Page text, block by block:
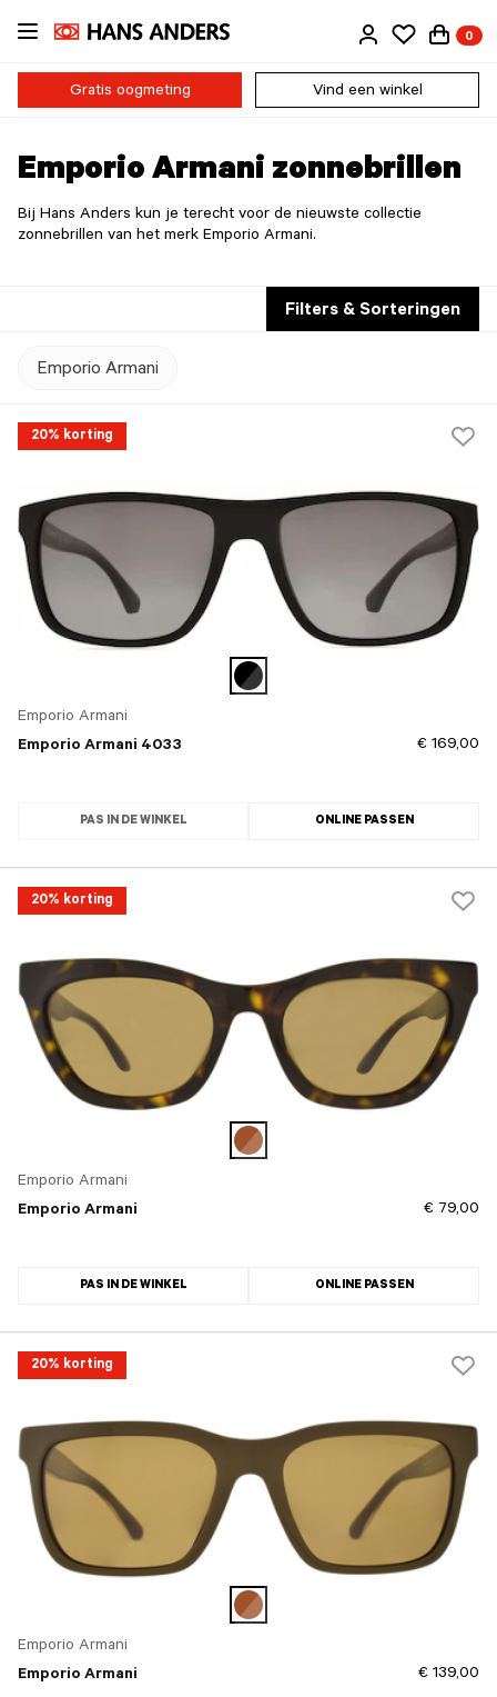
Ga
naar
inhoud
0
Gratis oogmeting Vind een winkel
Emporio Armani zonnebrillen
Bij Hans Anders kun je terecht voor de nieuwste collectie
zonnebrillen van het merk Emporio Armani.
Filters & Sorteringen
Emporio Armani
20% korting
Emporio Armani
Emporio Armani 4033
€ 169,00
PAS IN DE WINKEL ONLINE PASSEN
20% korting
Emporio Armani
Emporio Armani
€ 79,00
PAS IN DE WINKEL ONLINE PASSEN
20% korting
Emporio Armani
Emporio Armani
€ 139,00